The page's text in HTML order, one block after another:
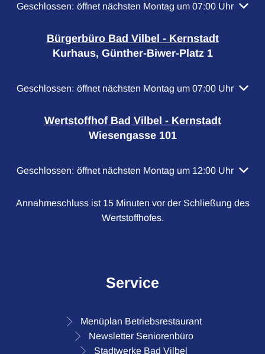
Klicken, um weitere Öffnungs- oder Schließzeiten
Geschlossen: öffnet nächsten Montag um 07:00 Uhr
Bürgerbüro Bad Vilbel - Kernstadt
Kurhaus, Günther-Biwer-Platz 1
Klicken, um weitere Öffnungs- oder Schließzeiten
Geschlossen: öffnet nächsten Montag um 07:00 Uhr
Wertstoffhof Bad Vilbel - Kernstadt
Wiesengasse 101
Klicken, um weitere Öffnungs- oder Schließzeiten
Geschlossen: öffnet nächsten Montag um 12:00 Uhr
Annahmeschluss ist 15 Minuten vor der Schließung des
Wertstoffhofes.
Service
Menüplan Betriebsrestaurant
Newsletter Seniorenbüro
Stadtwerke Bad Vilbel